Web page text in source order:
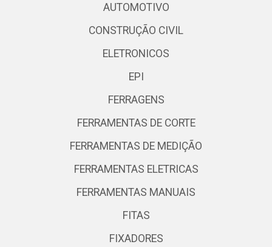
AUTOMOTIVO
CONSTRUÇÃO CIVIL
ELETRONICOS
EPI
FERRAGENS
FERRAMENTAS DE CORTE
FERRAMENTAS DE MEDIÇÃO
FERRAMENTAS ELETRICAS
FERRAMENTAS MANUAIS
FITAS
FIXADORES